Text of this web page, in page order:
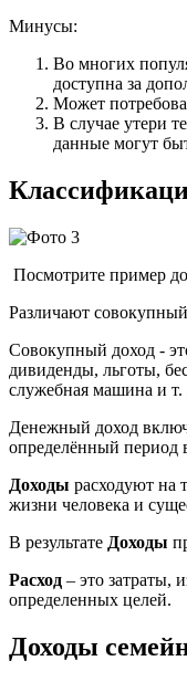
Минусы:
Во многих
доступна за
Может
В случае утери
данные могут
Посмотрите пример
Различают
Совокупный доход -
дивиденды, льготы,
служебная машина и т.
Денежный доход
определённый период
Доходы расходуют на
жизни человека и
В результате Доходы
Расход – это затраты,
определенных целей.
Доходы